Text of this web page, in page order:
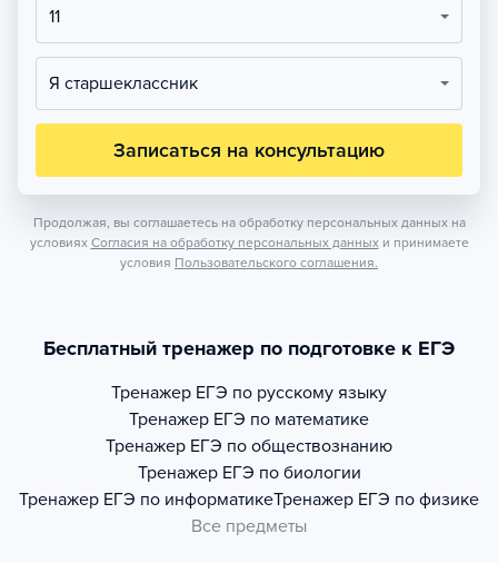
11
Я старшеклассник
Записаться на консультацию
Продолжая, вы соглашаетесь на обработку персональных данных на
условиях Согласия на обработку персональных данных и принимаете
условия Пользовательского соглашения.
Бесплатный тренажер по подготовке к ЕГЭ
Тренажер ЕГЭ по русскому языку
Тренажер ЕГЭ по математике
Тренажер ЕГЭ по обществознанию
Тренажер ЕГЭ по биологии
Тренажер ЕГЭ по информатикеТренажер ЕГЭ по физике
Все предметы